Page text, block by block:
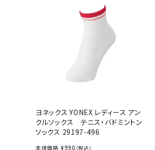
ヨネックス YONEX レディース アン
クルソックス テニス・バドミントン
ソックス 29197-496
本体価格 ¥990 （税込）